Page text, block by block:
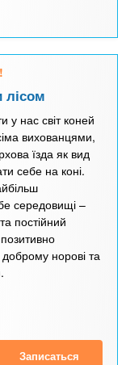
лісом
у нас світ коней
вихованцями,
їзда як вид
себе на коні.
середовищі –
постійний
доброму норові та
Записаться